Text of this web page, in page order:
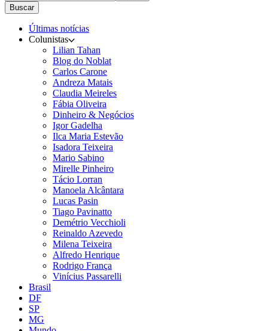
Buscar
Últimas notícias
Colunistas
Lilian Tahan
Blog do Noblat
Carlos Carone
Andreza Matais
Claudia Meireles
Fábia Oliveira
Dinheiro & Negócios
Igor Gadelha
Ilca Maria Estevão
Isadora Teixeira
Mario Sabino
Mirelle Pinheiro
Tácio Lorran
Manoela Alcântara
Lucas Pasin
Tiago Pavinatto
Demétrio Vecchioli
Reinaldo Azevedo
Milena Teixeira
Alfredo Henrique
Rodrigo França
Vinícius Passarelli
Brasil
DF
SP
MG